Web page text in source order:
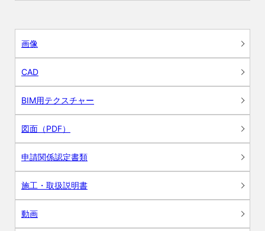
画像
CAD
BIM用テクスチャー
図面（PDF）
申請関係認定書類
施工・取扱説明書
動画